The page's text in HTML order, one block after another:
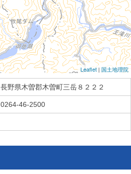
Leaflet | 国土地理院
長野県木曽郡木曽町三岳８２２２
0264-46-2500